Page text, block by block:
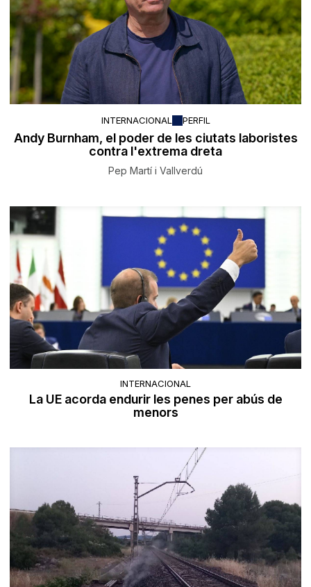
INTERNACIONAL PERFIL
Andy Burnham, el poder de les ciutats laboristes
contra l'extrema dreta
Pep Martí i Vallverdú
INTERNACIONAL
La UE acorda endurir les penes per abús de
menors